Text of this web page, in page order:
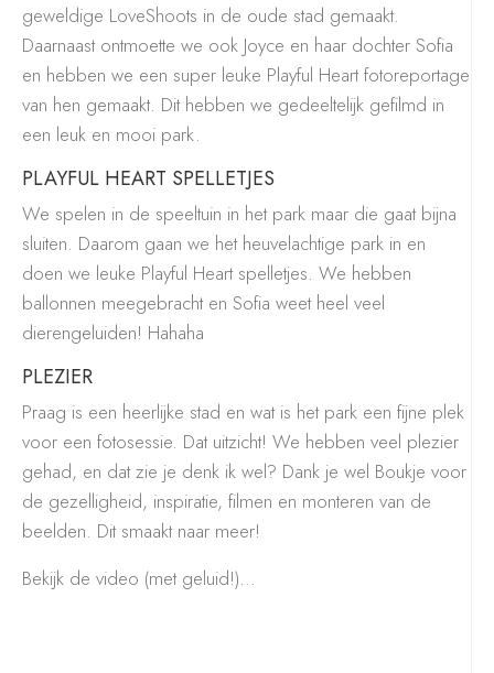
geweldige LoveShoots in de oude stad gemaakt.
Daarnaast ontmoette we ook Joyce en haar dochter Sofia
en hebben we een super leuke Playful Heart fotoreportage
van hen gemaakt. Dit hebben we gedeeltelijk gefilmd in
een leuk en mooi park.
PLAYFUL HEART SPELLETJES
We spelen in de speeltuin in het park maar die gaat bijna
sluiten. Daarom gaan we het heuvelachtige park in en
doen we leuke Playful Heart spelletjes. We hebben
ballonnen meegebracht en Sofia weet heel veel
dierengeluiden! Hahaha
PLEZIER
Praag is een heerlijke stad en wat is het park een fijne plek
voor een fotosessie. Dat uitzicht! We hebben veel plezier
gehad, en dat zie je denk ik wel? Dank je wel Boukje voor
de gezelligheid, inspiratie, filmen en monteren van de
beelden. Dit smaakt naar meer!
Bekijk de video (met geluid!)…